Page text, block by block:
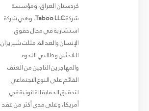
كردستان العراق، ومؤسسة
شركةTaboo LLC
، وهي شركة
استشارية في مجال حقوق
الإنسان والعدالة. مثلت شيريزان
اللاجئين وطالبي اللجوء
والمهاجرين الناجين من العنف
القائم على النوع الاجتماعي
لتحقيق الحماية القانونية في
أمريكا، وعلى مدى أكثر من عقد